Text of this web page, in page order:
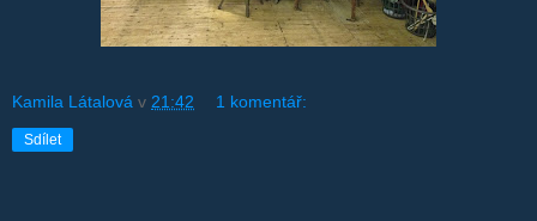
Kamila Látalová v 21:42 1 komentář:
Sdílet